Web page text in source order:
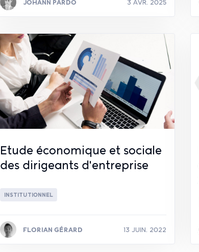
JOHANN PARDO 3 AVR. 2025
Etude économique et sociale
des dirigeants d'entreprise
INSTITUTIONNEL
FLORIAN GÉRARD 13 JUIN. 2022